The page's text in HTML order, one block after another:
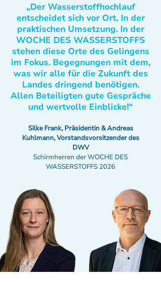
„Der Wasserstoffhochlauf
entscheidet sich vor Ort. In der
praktischen Umsetzung. In der
WOCHE DES WASSERSTOFFS
stehen diese Orte des Gelingens
im Fokus. Begegnungen mit dem,
was wir alle für die Zukunft des
Landes dringend benötigen.
Allen Beteiligten gute Gespräche
und wertvolle Einblicke!“
Silke Frank, Präsidentin & Andreas
Kuhlmann, Vorstandsvorsitzender des
DWV
Schirmherren der WOCHE DES
WASSERSTOFFS 2026